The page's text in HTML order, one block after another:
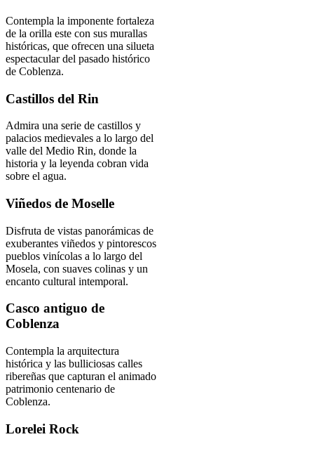
Contempla la imponente fortaleza
de la orilla este con sus murallas
históricas, que ofrecen una silueta
espectacular del pasado histórico
de Coblenza.
Castillos del Rin
Admira una serie de castillos y
palacios medievales a lo largo del
valle del Medio Rin, donde la
historia y la leyenda cobran vida
sobre el agua.
Viñedos de Moselle
Disfruta de vistas panorámicas de
exuberantes viñedos y pintorescos
pueblos vinícolas a lo largo del
Mosela, con suaves colinas y un
encanto cultural intemporal.
Casco antiguo de
Coblenza
Contempla la arquitectura
histórica y las bulliciosas calles
ribereñas que capturan el animado
patrimonio centenario de
Coblenza.
Lorelei Rock